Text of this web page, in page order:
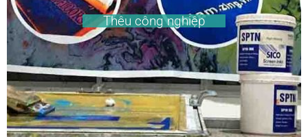
Thêu công nghiệp